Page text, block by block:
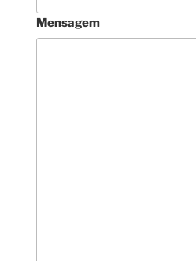
Mensagem